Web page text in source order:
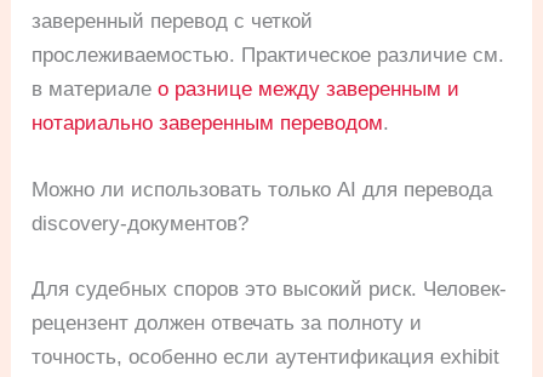
заверенный перевод с четкой
прослеживаемостью. Практическое различие см.
в материалео разнице между заверенным и
нотариально заверенным переводом.
Можно ли использовать только AI для перевода
discovery-документов?
Для судебных споров это высокий риск. Человек-
рецензент должен отвечать за полноту и
точность, особенно если аутентификация exhibit